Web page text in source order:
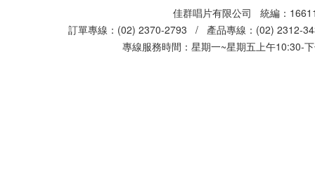
佳群唱片有限公司 統編：
訂單專線：(02) 2370-2793 / 產品專線：(02)
專線服務時間：星期一~星期五上午10:30-